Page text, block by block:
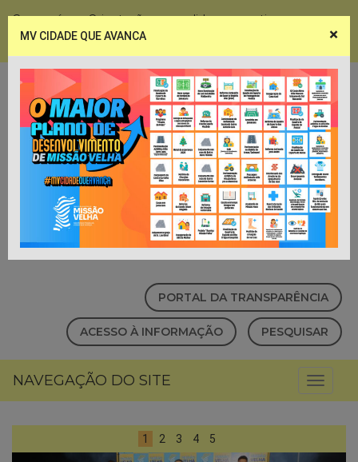
Coronavírus - Orientações e medidas preventivas
PORTAL DA TRANSPARÊNCIA
ACESSO À INFORMAÇÃO PESQUISAR
NAVEGAÇÃO DO SITE
1 2 3 4 5
×
MV CIDADE QUE AVANCA